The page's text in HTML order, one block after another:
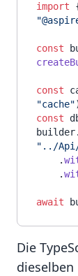
import
const
const
"cache"
const
builder.
"../
    .
    .
await
Die
dieselben